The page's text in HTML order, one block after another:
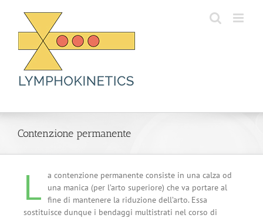
content
Contenzione permanente
L
a contenzione permanente consiste in una calza od
una manica (per l’arto superiore) che va portare al
fine di mantenere la riduzione dell’arto. Essa
sostituisce dunque i bendaggi multistrati nel corso di